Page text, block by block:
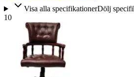
Visa alla specifikationerDölj
10